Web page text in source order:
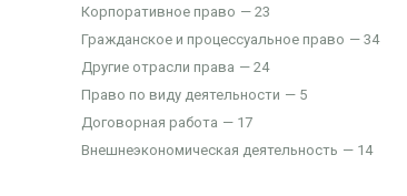
Корпоративное право
23
Гражданское и процессуальное право
34
Другие отрасли права
24
Право по виду деятельности
5
Договорная работа
17
Внешнеэкономическая деятельность
14